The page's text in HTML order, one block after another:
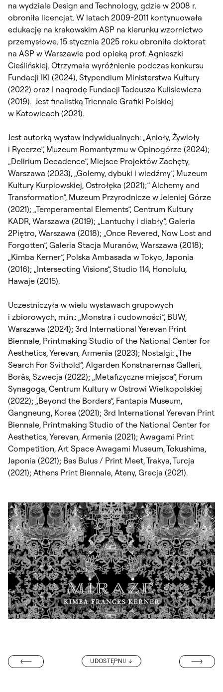
na wydziale Design and Technology, gdzie w 2008 r.
obroniła licencjat. W latach 2009-2011 kontynuowała
edukację na krakowskim ASP na kierunku wzornictwo
przemysłowe. 15 stycznia 2025 roku obroniła doktorat
na ASP w Warszawie pod opieką prof. Agnieszki
Cieślińskiej. Otrzymała wyróżnienie podczas konkursu
Fundacji IKI (2024), Stypendium Ministerstwa Kultury
(2022) oraz I nagrodę Fundacji Tadeusza Kulisiewicza
(2019). Jest finalistką Triennale Grafiki Polskiej
w Katowicach (2021).
Jest autorką wystaw indywidualnych: „Anioły, Żywioły
i Rycerze”, Muzeum Romantyzmu w Opinogórze (2024);
„Delirium Decadence”, Miejsce Projektów Zachęty,
Warszawa (2023), „Golemy, dybuki i wiedźmy”, Muzeum
Kultury Kurpiowskiej, Ostrołęka (2021);” Alchemy and
Transformation”, Muzeum Przyrodnicze w Jeleniej Górze
(2021); „Temperamental Elements”, Centrum Kultury
KADR, Warszawa (2019); „Lantuchy i diabły”, Galeria
2Piętro, Warszawa (2018); „Once Revered, Now Lost and
Forgotten”, Galeria Stacja Muranów, Warszawa (2018);
„Kimba Kerner”, Polska Ambasada w Tokyo, Japonia
(2016); „Intersecting Visions”, Studio 114, Honolulu,
Hawaje (2015).
Uczestniczyła w wielu wystawach grupowych
i zbiorowych, m.in.: „Monstra i cudowności”, BUW,
Warszawa (2024); 3rd International Yerevan Print
Biennale, Printmaking Studio of the National Center for
Aesthetics, Yerevan, Armenia (2023); Nostalgi: „The
Search For Svithold”, Algarden Konstnarernas Galleri,
Borås, Szwecja (2022); „Metafizyczne miejsca”, Forum
Synagoga, Centrum Kultury w Ostrowi Wielkopolskiej
(2022); „Beyond the Borders”, Fantapia Museum,
Gangneung, Korea (2021); 3rd International Yerevan Print
Biennale, Printmaking Studio of the National Center for
Aesthetics, Yerevan, Armenia (2021); Awagami Print
Competition, Art Space Awagami Museum, Tokushima,
Japonia (2021); Bas Bulus / Print Meet, Trakya, Turcja
(2021); Athens Print Biennale, Ateny, Grecja (2021).
UDOSTĘPNIJ
PRZYSZŁOŚCI